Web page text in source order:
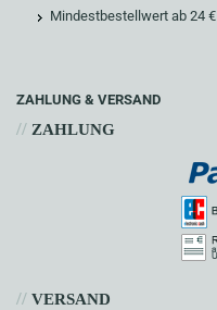
Mindestbestellwert ab 24 €
ZAHLUNG & VERSAND
// ZAHLUNG
// VERSAND